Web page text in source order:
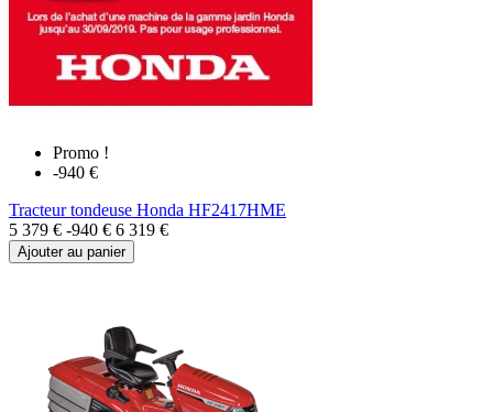
Promo !
-940 €
Tracteur tondeuse Honda HF2417HME
5 379 € -940 € 6 319 €
Ajouter au panier